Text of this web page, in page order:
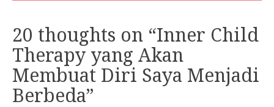
20 thoughts on “Inner Child
Therapy yang Akan
Membuat Diri Saya Menjadi
Berbeda”